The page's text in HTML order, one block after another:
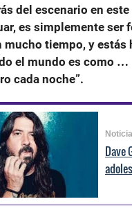
del escenario en
es simplemente ser
mucho tiempo, y estás
el mundo es como
cada noche”.
Dave